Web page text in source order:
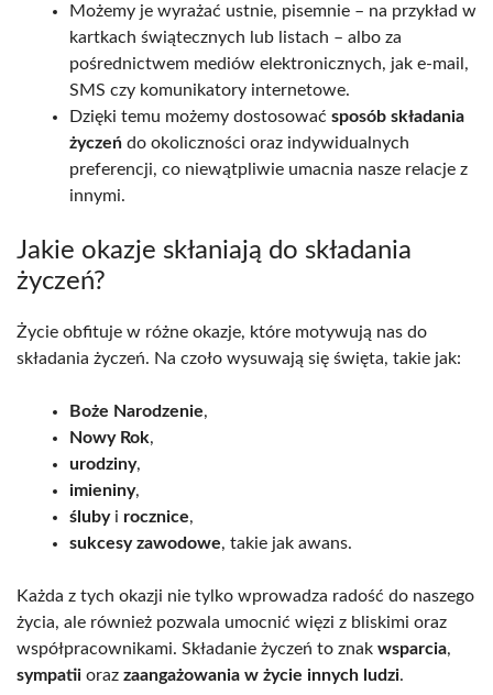
Możemy je wyrażać ustnie, pisemnie – na przykład w
kartkach świątecznych lub listach – albo za
pośrednictwem mediów elektronicznych, jak e-mail,
SMS czy komunikatory internetowe.
Dzięki temu możemy dostosować sposób składania
życzeń do okoliczności oraz indywidualnych
preferencji, co niewątpliwie umacnia nasze relacje z
innymi.
Jakie okazje skłaniają do składania
życzeń?
Życie obfituje w różne okazje, które motywują nas do
składania życzeń. Na czoło wysuwają się święta, takie jak:
Boże Narodzenie,
Nowy Rok,
urodziny,
imieniny,
ślubyi rocznice,
sukcesy zawodowe, takie jak awans.
Każda z tych okazji nie tylko wprowadza radość do naszego
życia, ale również pozwala umocnić więzi z bliskimi oraz
współpracownikami. Składanie życzeń to znak wsparcia,
sympatii oraz zaangażowania w życie innych ludzi.